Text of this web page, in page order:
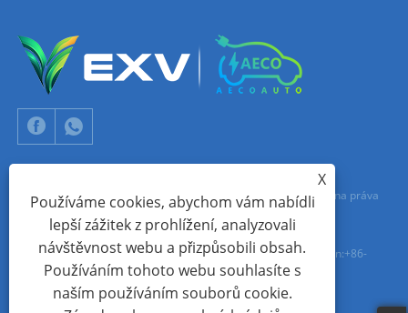
Copyright © 2024 Xiamen Aecoauto Technology Co., Ltd. Všechna práva
vyhrazena.
TECHNICKÁ PODPORA WEBOVÝCH STRÁNEK:SÍŤ TIANYUjack Lin:+86-
X
Používáme cookies, abychom vám nabídli
lepší zážitek z prohlížení, analyzovali
návštěvnost webu a přizpůsobili obsah.
Používáním tohoto webu souhlasíte s
naším používáním souborů cookie.